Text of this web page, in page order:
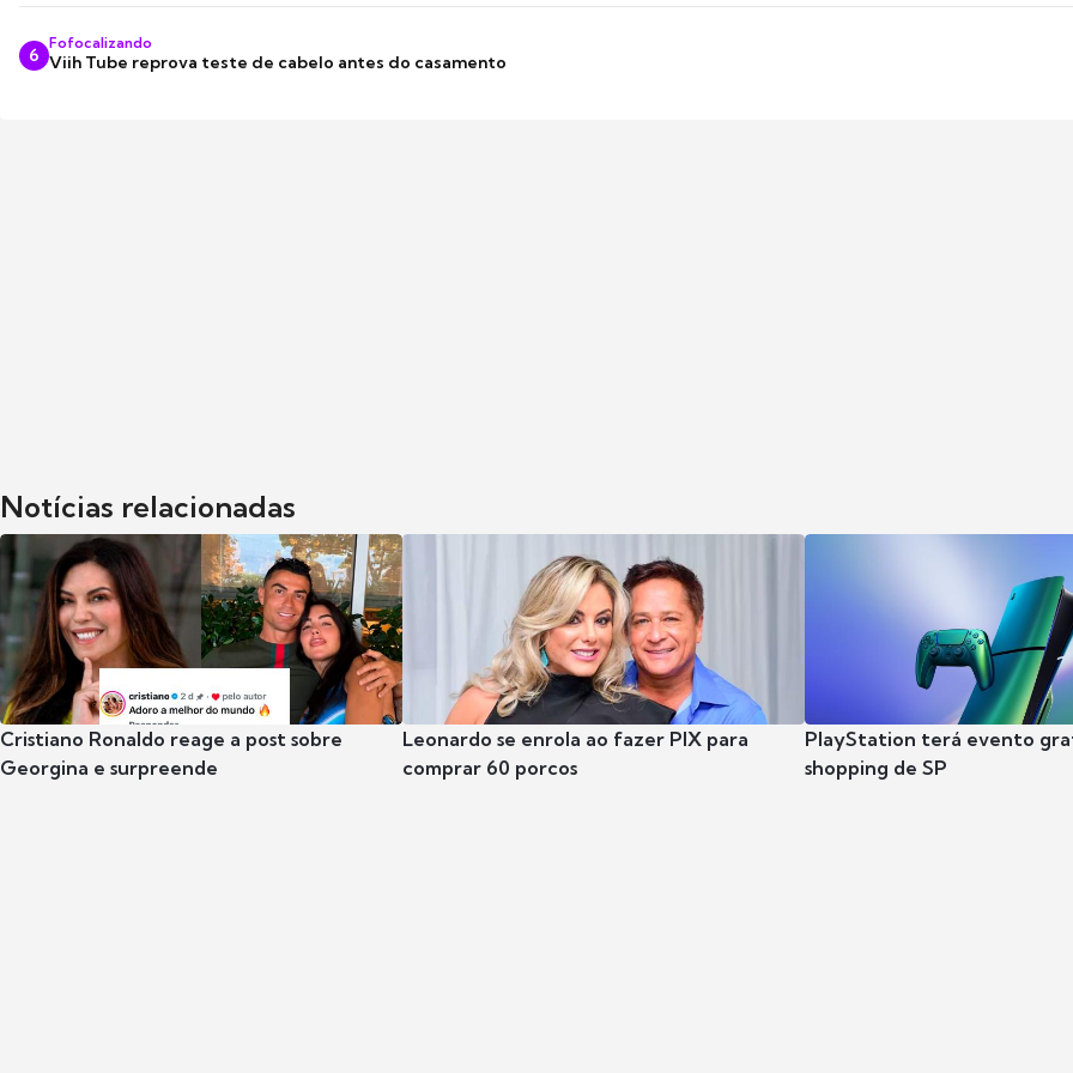
6
Fofocalizando
Viih Tube reprova teste de cabelo antes do casamento
Notícias relacionadas
Cristiano Ronaldo reage a post sobre
Georgina e surpreende
Leonardo se enrola ao fazer PIX para
comprar 60 porcos
PlayStation terá evento
shopping de SP